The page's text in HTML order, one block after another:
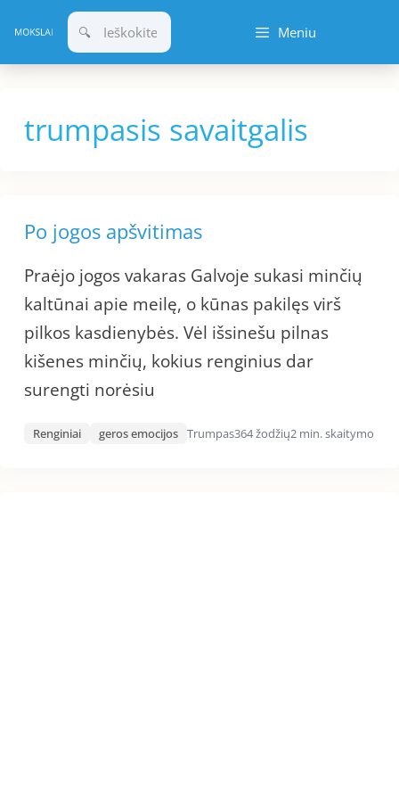
prie
turinio
Meniu
trumpasis savaitgalis
Po jogos apšvitimas
Praėjo jogos vakaras Galvoje sukasi minčių
kaltūnai apie meilę, o kūnas pakilęs virš
pilkos kasdienybės. Vėl išsinešu pilnas
kišenes minčių, kokius renginius dar
surengti norėsiu
Renginiai geros emocijos Trumpas364 žodžių2 min. skaitymo